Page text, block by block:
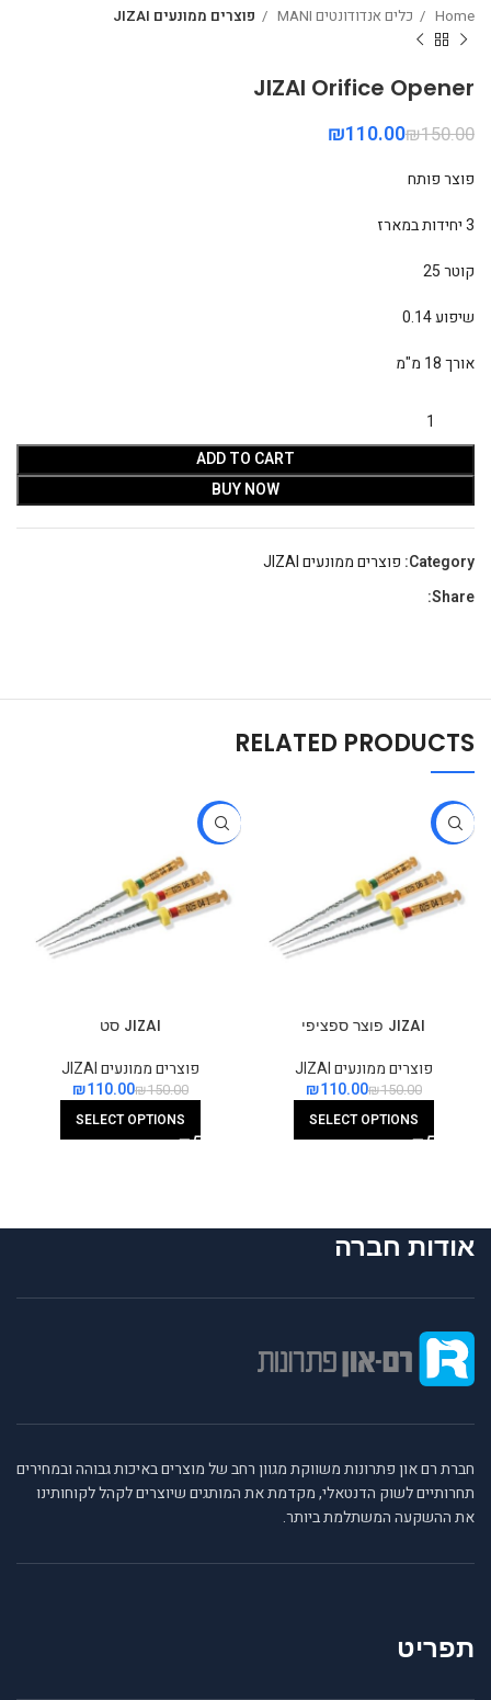
Home כלים אנדודונטים MANI פוצרים ממונעים JIZAI
JIZAI Orifice Opener
₪150.00
₪110.00
פוצר פותח
3 יחידות במארז
קוטר 25
שיפוע 0.14
אורך 18 מ"מ
ADD TO CART
BUY NOW
Category: פוצרים ממונעים JIZAI
Share:
RELATED PRODUCTS
-27%
JIZAI פוצר ספציפי
פוצרים ממונעים JIZAI
₪150.00
₪110.00
SELECT OPTIONS
-27%
JIZAI סט
פוצרים ממונעים JIZAI
₪150.00
₪110.00
SELECT OPTIONS
אודות חברה
חברת רם און פתרונות משווקת מגוון רחב של מוצרים באיכות גבוהה ובמחירים
תחרותיים לשוק הדנטאלי, מקדמת את המותגים שיוצרים לקהל לקוחותינו
את ההשקעה המשתלמת ביותר.
תפריט